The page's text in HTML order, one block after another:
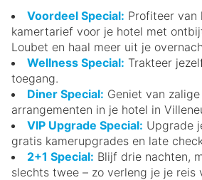
Voordeel Special: Profiteer van
kamertarief voor je hotel met
Loubet en haal meer uit je
Wellness Special: Trakteer
toegang.
Diner Special: Geniet van
arrangementen in je hotel in
VIP Upgrade Special: Upgrade
gratis kamerupgrades en late
2+1 Special: Blijf drie nachten,
slechts twee – zo verleng je je reis